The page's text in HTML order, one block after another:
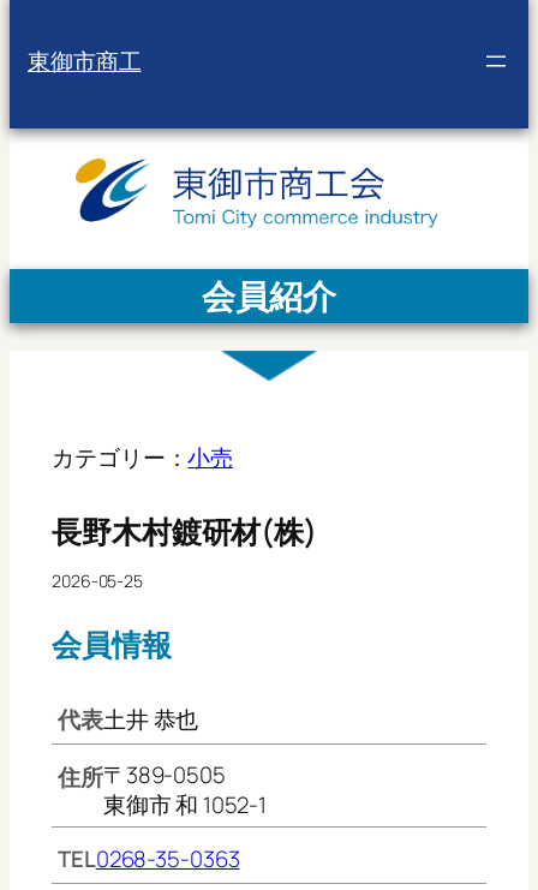
東御市商工
会員紹介
カテゴリー：小売
長野木村鍍研材(株)
2026-05-25
会員情報
代表土井 恭也
住所〒389-0505
東御市 和 1052-1
TEL0268-35-0363